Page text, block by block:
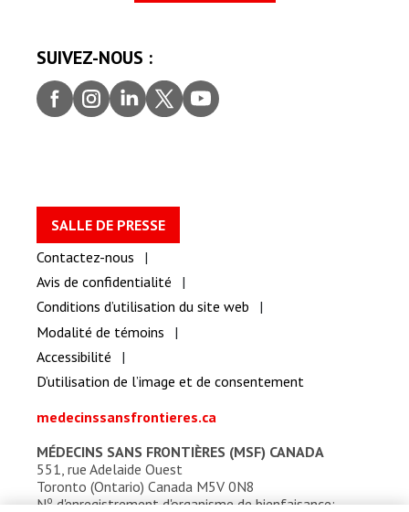
SUIVEZ-NOUS :
Faceb
ook
Insta
gram
Linke
dIn
Twitt
er
youtu
be
SALLE DE PRESSE
Contactez-nous
Avis de confidentialité
Conditions d’utilisation du site web
Modalité de témoins
Accessibilité
D’utilisation de l’image et de consentement
medecinssansfrontieres.ca
MÉDECINS SANS FRONTIÈRES (MSF) CANADA
551, rue Adelaide Ouest
Toronto (Ontario) Canada M5V 0N8
Nod'enregistrement d'organisme de bienfaisance: